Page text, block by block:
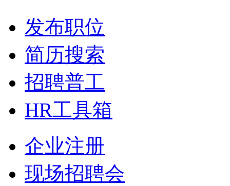
发布职位
简历搜索
招聘普工
HR工具箱
企业注册
现场招聘会